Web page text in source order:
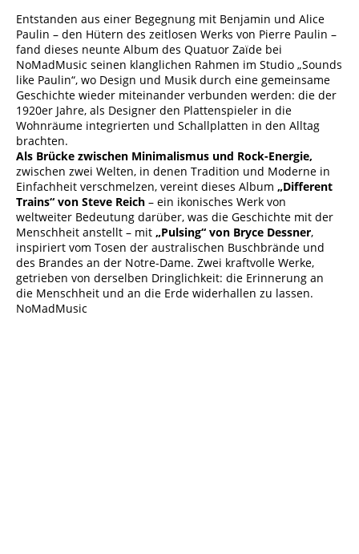
Entstanden aus einer Begegnung mit Benjamin und Alice
Paulin – den Hütern des zeitlosen Werks von Pierre Paulin –
fand dieses neunte Album des Quatuor Zaïde bei
NoMadMusic seinen klanglichen Rahmen im Studio „Sounds
like Paulin“, wo Design und Musik durch eine gemeinsame
Geschichte wieder miteinander verbunden werden: die der
1920er Jahre, als Designer den Plattenspieler in die
Wohnräume integrierten und Schallplatten in den Alltag
brachten.
Als Brücke zwischen Minimalismus und Rock-Energie,
zwischen zwei Welten, in denen Tradition und Moderne in
Einfachheit verschmelzen, vereint dieses Album „Different
Trains“ von Steve Reich – ein ikonisches Werk von
weltweiter Bedeutung darüber, was die Geschichte mit der
Menschheit anstellt – mit „Pulsing“ von Bryce Dessner,
inspiriert vom Tosen der australischen Buschbrände und
des Brandes an der Notre-Dame. Zwei kraftvolle Werke,
getrieben von derselben Dringlichkeit: die Erinnerung an
die Menschheit und an die Erde widerhallen zu lassen.
NoMadMusic